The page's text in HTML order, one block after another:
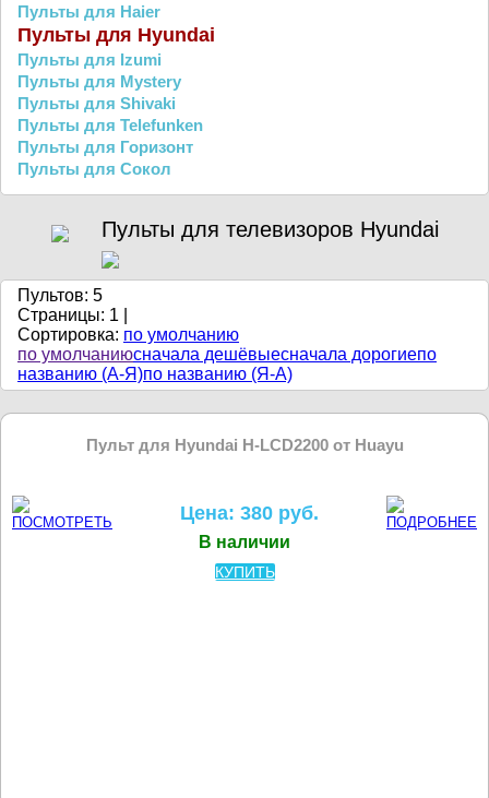
Пульты для Haier
Пульты для Hyundai
Пульты для Izumi
Пульты для Mystery
Пульты для Shivaki
Пульты для Telefunken
Пульты для Горизонт
Пульты для Сокол
Пульты для телевизоров Hyundai
Пультов: 5
Страницы: 1
Сортировка: по умолчанию
по умолчаниюсначала дешёвыесначала дорогиепо
названию (А-Я)по названию (Я-А)
Пульт для Hyundai H-LCD2200 от Huayu
Цена: 380 руб.
В наличии
КУПИТЬ